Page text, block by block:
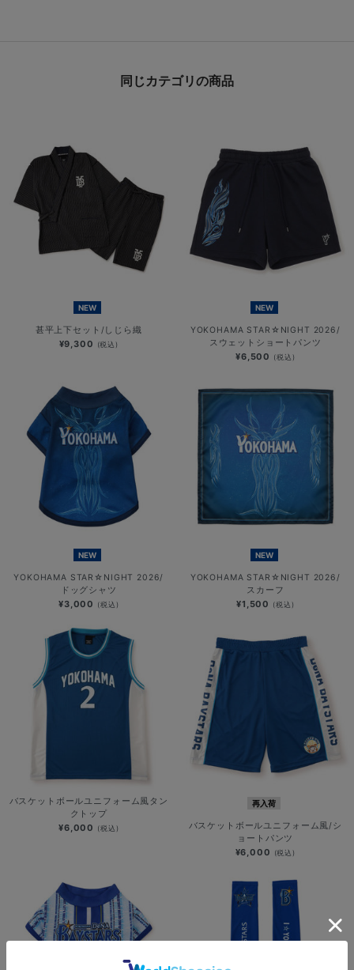
同じカテゴリの商品
NEW
甚平上下セット/しじら織
¥9,300 (税込)
NEW
YOKOHAMA STAR☆NIGHT 2026/
スウェットショートパンツ
¥6,500 (税込)
NEW
YOKOHAMA STAR☆NIGHT 2026/
ドッグシャツ
¥3,000 (税込)
NEW
YOKOHAMA STAR☆NIGHT 2026/
スカーフ
¥1,500 (税込)
バスケットボールユニフォーム風タン
クトップ
¥6,000 (税込)
再入荷
バスケットボールユニフォーム風/シ
ョートパンツ
¥6,000 (税込)